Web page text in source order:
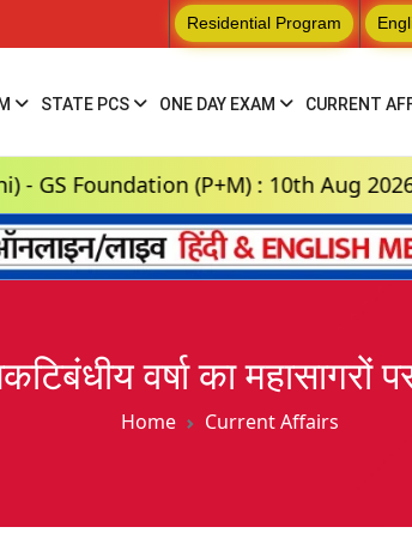
Residential Program
STATE PCS ONE DAY EXAM CURRENT
(P+M) : 10th Aug 2026, 3:00
वर्षा का महासागरों
Home Current Affairs